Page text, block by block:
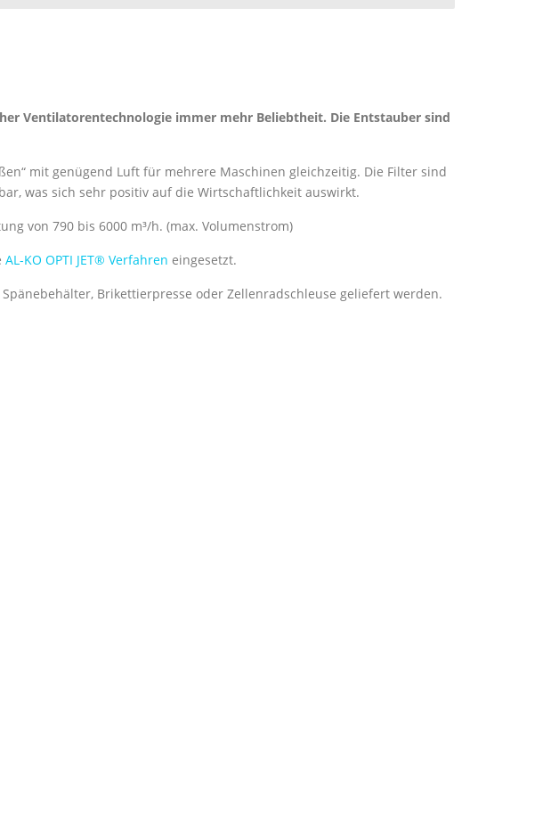
Ventilatorentechnologie immer mehr Beliebtheit. Die Entstauber sind
mit genügend Luft für mehrere Maschinen gleichzeitig. Die Filter sind
was sich sehr positiv auf die Wirtschaftlichkeit auswirkt.
von 790 bis 6000 m³/h. (max. Volumenstrom)
AL-KO OPTI JET® Verfahren eingesetzt.
Brikettierpresse oder Zellenradschleuse geliefert werden.